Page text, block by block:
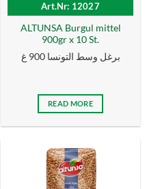
Art.Nr: 12027
ALTUNSA Burgul mittel
900gr x 10 St.
برغل وسط التونسا 900 غ
READ MORE